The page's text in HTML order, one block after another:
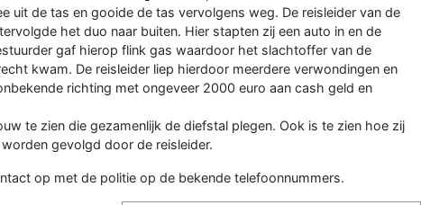
uit de tas en gooide de tas vervolgens weg. De reisleider van de
het duo naar buiten. Hier stapten zij een auto in en de
gaf hierop flink gas waardoor het slachtoffer van de
kwam. De reisleider liep hierdoor meerdere verwondingen en
richting met ongeveer 2000 euro aan cash geld en
te zien die gezamenlijk de diefstal plegen. Ook is te zien hoe zij
gevolgd door de reisleider.
op met de politie op de bekende telefoonnummers.